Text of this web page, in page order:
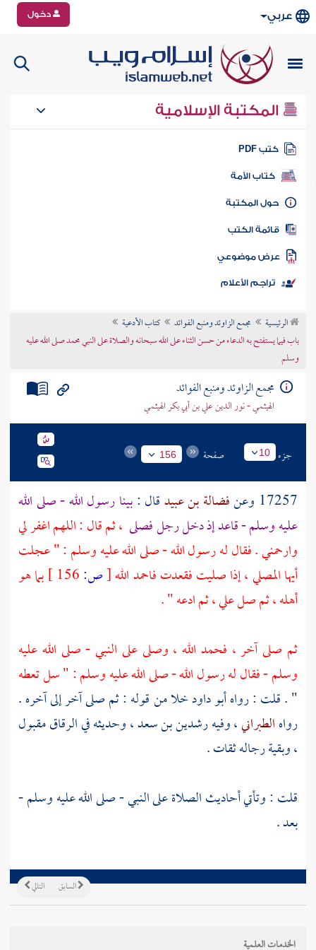
عربي دخول
المكتبة الإسلامية
كتب PDF
كتاب الأمة
المكتبة
الكتب
موضوعي
تراجم الأعلام
الرئيسية مجمع الزاوئد ومنبع الفوائد
كتاب الأدعية
باب فيما يستفتح به الدعاء من حسن الثناء على الله سبحانه والصلاة على النبي محمد صلى الله عليه
وسلم
مجمع الزاوئد ومنبع الفوائد
الهيثمي - نور الدين علي بن أبي بكر الهيثمي
جزء 10 صفحة 156
17257 وعن فضالة بن عبيدقال :بينا رسول الله - صلى الله
عليه وسلم - قاعد إذ دخل رجل فصلى ، ثم قال : اللهم اغفر لي
وارحمني . فقال له رسول الله - صلى الله عليه وسلم : " عجلت
أيها المصلي ، إذا صليت فقعدت فاحمد الله[ص:
بما هو
أهله ، ثم صل علي ، ثم ادعه " .
ثم صلى آخر ، فحمد الله ، وصلى على النبي- صلى الله عليه
وسلم - فقال له رسول الله - صلى الله عليه وسلم : " سل تعطه
" . قلت : رواهأبو داودخلا من قوله : ثم صلى آخر إلى آخره .
رواهالطبراني، وفيهرشدين بن سعد، وحديثه في الرقاق مقبول
، وبقية رجاله ثقات .
قلت : وتأتي أحاديث الصلاة على النبي - صلى الله عليه وسلم -
بعد .
التالي السابق
الخدمات العلمية